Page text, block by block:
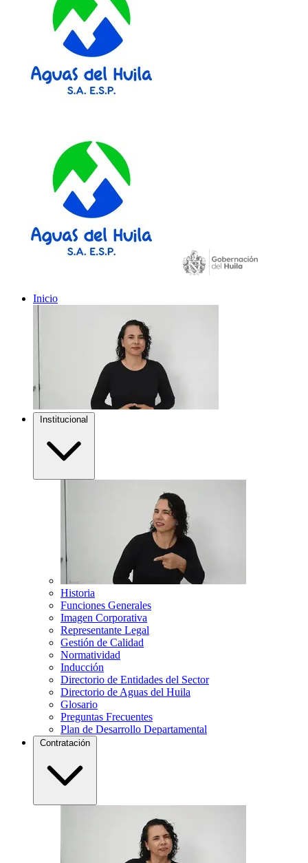
Inicio
Institucional
Historia
Funciones Generales
Imagen Corporativa
Representante Legal
Gestión de Calidad
Normatividad
Inducción
Directorio de Entidades del Sector
Directorio de Aguas del Huila
Glosario
Preguntas Frecuentes
Plan de Desarrollo Departamental
Contratación